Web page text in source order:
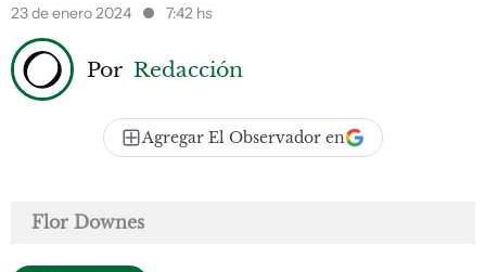
23 de enero 2024 7:42 hs
Por Redacción
Agregar El Observador en
Flor Downes